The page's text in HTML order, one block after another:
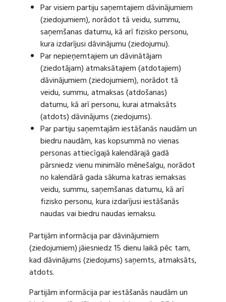
Par visiem partiju saņemtajiem dāvinājumiem
(ziedojumiem), norādot tā veidu, summu,
saņemšanas datumu, kā arī fizisko personu,
kura izdarījusi dāvinājumu (ziedojumu).
Par nepieņemtajiem un dāvinātājam
(ziedotājam) atmaksātajiem (atdotajiem)
dāvinājumiem (ziedojumiem), norādot tā
veidu, summu, atmaksas (atdošanas)
datumu, kā arī personu, kurai atmaksāts
(atdots) dāvinājums (ziedojums).
Par partiju saņemtajām iestāšanās naudām un
biedru naudām, kas kopsummā no vienas
personas attiecīgajā kalendārajā gadā
pārsniedz vienu minimālo mēnešalgu, norādot
no kalendārā gada sākuma katras iemaksas
veidu, summu, saņemšanas datumu, kā arī
fizisko personu, kura izdarījusi iestāšanās
naudas vai biedru naudas iemaksu.
Partijām informācija par dāvinājumiem
(ziedojumiem) jāiesniedz 15 dienu laikā pēc tam,
kad dāvinājums (ziedojums) saņemts, atmaksāts,
atdots.
Partijām informācija par iestāšanās naudām un